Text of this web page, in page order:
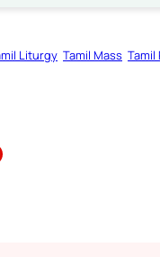
Liturgy Tamil Mass Tamil